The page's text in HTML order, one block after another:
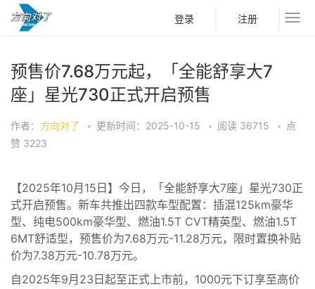
登录 注册
预售价7.68万元起，「全能舒享大7
座」星光730正式开启预售
作者： 方向对了 • 更新时间：2025-10-15 • 阅读 36715 • 点
赞 3223
【2025年10月15日】今日，「全能舒享大7座」星光730正
式开启预售。新车共推出四款车型配置：插混125km豪华
型、纯电500km豪华型、燃油1.5T CVT精英型、燃油1.5T
6MT舒适型，预售价为7.68万元-11.28万元，限时置换补贴
价为7.38万元-10.78万元。
自2025年9月23日起至正式上市前，1000元下订享至高价